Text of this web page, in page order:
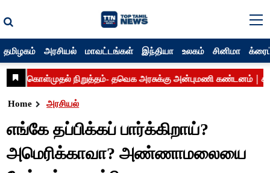
தமிழகம் அரசியல் மாவட்டங்கள் இந்தியா உலகம் சினிமா
Home அரசியல்
எங்கே தப்பிக்கப் பார்க்கிறாய்?
அமெரிக்காவா? அண்ணாமலையை